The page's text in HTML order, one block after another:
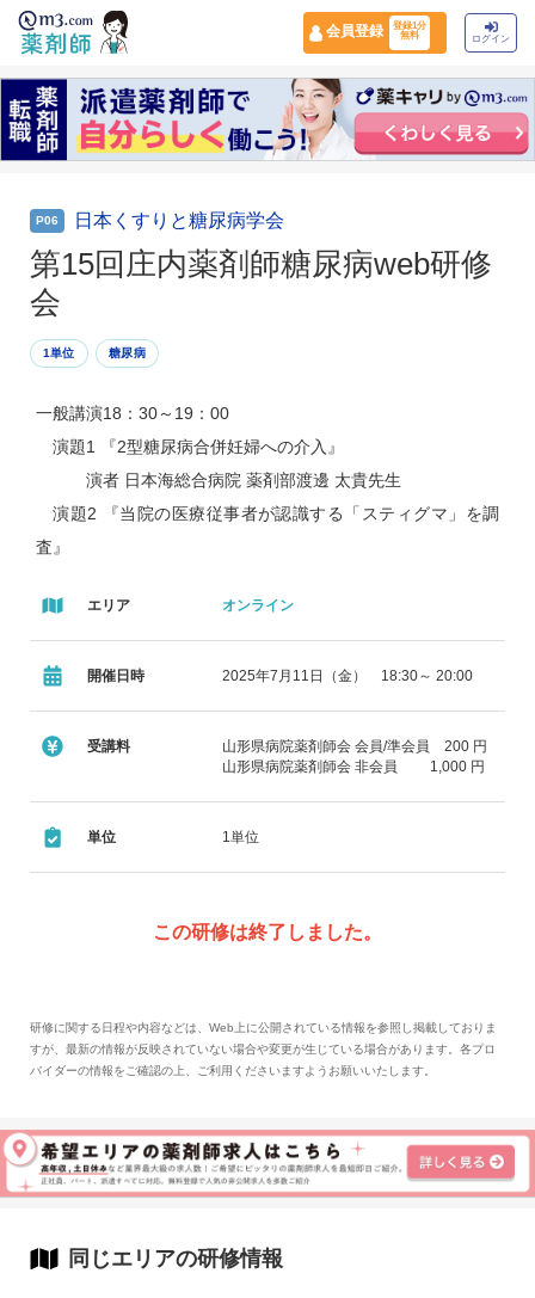
会員登録
登録1分
無料
ログイン
P06 日本くすりと糖尿病学会
第15回庄内薬剤師糖尿病web研修
会
1単位 糖尿病
一般講演18：30～19：00
演題1 『2型糖尿病合併妊婦への介入』
演者 日本海総合病院 薬剤部渡邊 太貴先生
演題2 『当院の医療従事者が認識する「スティグマ」を調
査』
『教育？とインスリン、今さら人に聞けない糖尿病の
エリア オンライン
開催日時 2025年7月11日（金） 18:30～ 20:00
受講料
山形県病院薬剤師会 会員/準会員 200 円
山形県病院薬剤師会 非会員 1,000 円
単位 1単位
この研修は終了しました。
研修に関する日程や内容などは、Web上に公開されている情報を参照し掲載しておりま
すが、最新の情報が反映されていない場合や変更が生じている場合があります。各プロ
バイダーの情報をご確認の上、ご利用くださいますようお願いいたします。
同じエリアの研修情報